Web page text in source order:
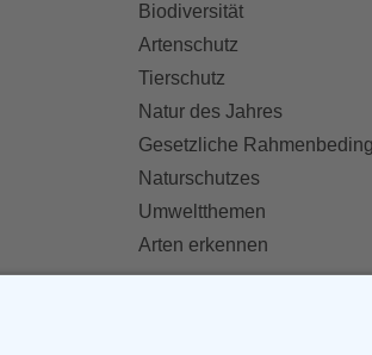
Biodiversität
Artenschutz
Tierschutz
Natur des Jahres
Gesetzliche
Naturschutzes
Umweltthemen
Arten erkennen